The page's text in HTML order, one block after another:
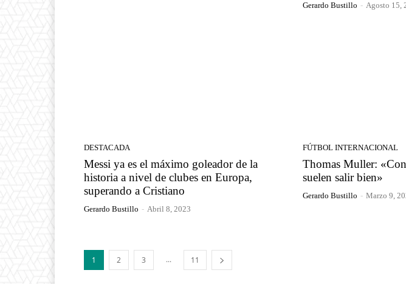
Gerardo Bustillo - Agosto 15,
DESTACADA
Messi ya es el máximo goleador de la
historia a nivel de clubes en Europa,
superando a Cristiano
Gerardo Bustillo - Abril 8, 2023
FÚTBOL INTERNACIONAL
Thomas Muller:
suelen salir bien»
Gerardo Bustillo - Marzo 9,
1 2 3 ... 11